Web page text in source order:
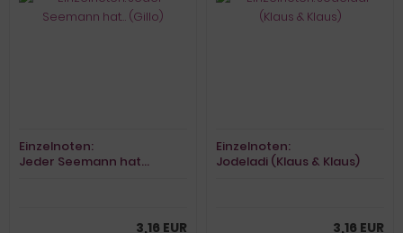
Einzelnoten:
Jeder Seemann hat…
3,16 EUR
Einzelnoten:
Jodeladi (Klaus & Klaus)
3,16 EUR